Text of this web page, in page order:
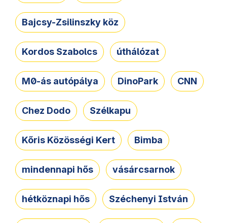
Bajcsy-Zsilinszky köz
Kordos Szabolcs úthálózat
M0-ás autópálya DinoPark CNN
Chez Dodo Szélkapu
Kőris Közösségi Kert Bimba
mindennapi hős vásárcsarnok
hétköznapi hős Széchenyi István